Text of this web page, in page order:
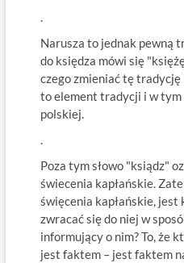
.
Narusza to jednak pewną
do księdza mówi się
czego zmieniać tę tradycję
to element tradycji i w
polskiej.
.
Poza tym słowo "ksiądz"
świecenia kapłańskie.
święcenia kapłańskie, jest
zwracać się do niej w
informujący o nim? To, że
jest faktem – jest faktem